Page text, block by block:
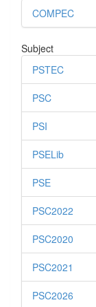
COMPEC
Subject
PSTEC
PSC
PSI
PSELib
PSE
PSC2022
PSC2020
PSC2021
PSC2026